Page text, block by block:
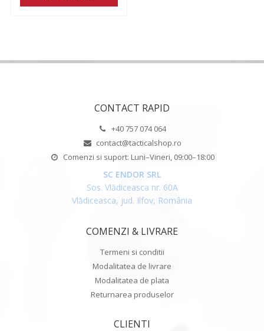
CONTACT RAPID
+40 757 074 064
contact@tacticalshop.ro
Comenzi si suport: Luni–Vineri, 09:00–18:00
SC ENDOR SRL
Sos. Vlădiceasca nr. 60A
Vlădiceasca, jud. Ilfov, România
COMENZI & LIVRARE
Termeni si conditii
Modalitatea de livrare
Modalitatea de plata
Returnarea produselor
CLIENTI